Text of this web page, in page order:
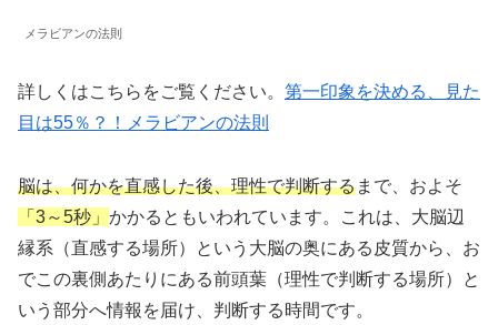
メラビアンの法則
詳しくはこちらをご覧ください。 第一印象を決める、見た
目は55％？！メラビアンの法則
脳は、何かを直感した後、理性で判断するまで、およそ
「3～5秒」 かかるともいわれています。これは、大脳辺
縁系（直感する場所）という大脳の奥にある皮質から、お
でこの裏側あたりにある前頭葉（理性で判断する場所）と
いう部分へ情報を届け、判断する時間です。